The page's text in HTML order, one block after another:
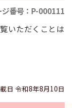
ジ番号：P-000111
いただくことは
日 令和8年8月10日